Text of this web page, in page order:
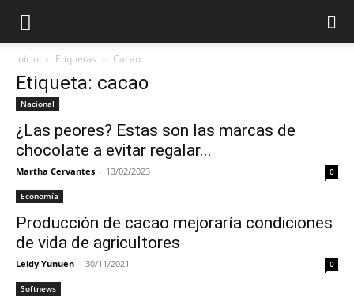
Inicio Etiquetas Cacao
Etiqueta: cacao
Nacional
¿Las peores? Estas son las marcas de
chocolate a evitar regalar...
Martha Cervantes - 13/02/2023 0
Economía
Producción de cacao mejoraría condiciones
de vida de agricultores
Leidy Yunuen - 30/11/2021 0
Softnews